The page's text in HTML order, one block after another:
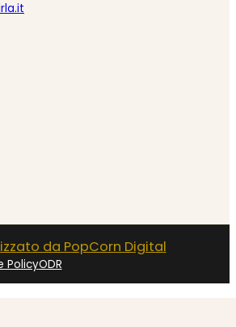
da PopCorn Digital
PolicyODR